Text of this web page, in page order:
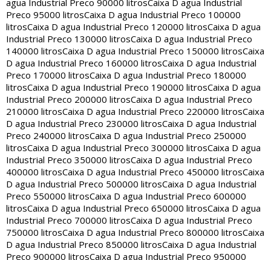
agua Industrial Preco 90000 litrosCaixa D agua Industrial
Preco 95000 litrosCaixa D agua Industrial Preco 100000
litrosCaixa D agua Industrial Preco 120000 litrosCaixa D agua
Industrial Preco 130000 litrosCaixa D agua Industrial Preco
140000 litrosCaixa D agua Industrial Preco 150000 litrosCaixa
D agua Industrial Preco 160000 litrosCaixa D agua Industrial
Preco 170000 litrosCaixa D agua Industrial Preco 180000
litrosCaixa D agua Industrial Preco 190000 litrosCaixa D agua
Industrial Preco 200000 litrosCaixa D agua Industrial Preco
210000 litrosCaixa D agua Industrial Preco 220000 litrosCaixa
D agua Industrial Preco 230000 litrosCaixa D agua Industrial
Preco 240000 litrosCaixa D agua Industrial Preco 250000
litrosCaixa D agua Industrial Preco 300000 litrosCaixa D agua
Industrial Preco 350000 litrosCaixa D agua Industrial Preco
400000 litrosCaixa D agua Industrial Preco 450000 litrosCaixa
D agua Industrial Preco 500000 litrosCaixa D agua Industrial
Preco 550000 litrosCaixa D agua Industrial Preco 600000
litrosCaixa D agua Industrial Preco 650000 litrosCaixa D agua
Industrial Preco 700000 litrosCaixa D agua Industrial Preco
750000 litrosCaixa D agua Industrial Preco 800000 litrosCaixa
D agua Industrial Preco 850000 litrosCaixa D agua Industrial
Preco 900000 litrosCaixa D agua Industrial Preco 950000